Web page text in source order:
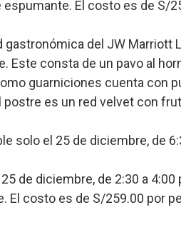
El costo es de S/
gastronómica del JW Marriott
Este consta de un pavo al
guarniciones cuenta con
postre es un red velvet con
solo el 25 de diciembre, de
de diciembre, de 2:30 a
El costo es de S/259.00 por